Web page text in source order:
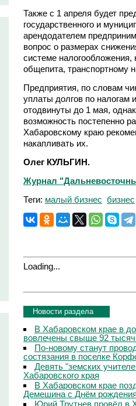
Также с 1 апреля будет
государственного и
арендодателем
вопрос о размерах
системе налогообложения,
общепита, транспортному
Предприятия, по словам
уплаты долгов по
отодвинуты до 1 мая,
возможность постепенно
Хабаровскому краю
накапливать их.
Олег КУЛЬГИН.
Журнал
Теги: малый бизнес бизнес
Loading...
Новости раздела
В Хабаровском крае в
вовлечены свыше 92 тысяч
По-новому станут
состязания в поселке
Девять "земских
Хабаровского края
В Хабаровском крае
Демешина с Днём
Юрий Трутнев провёл в